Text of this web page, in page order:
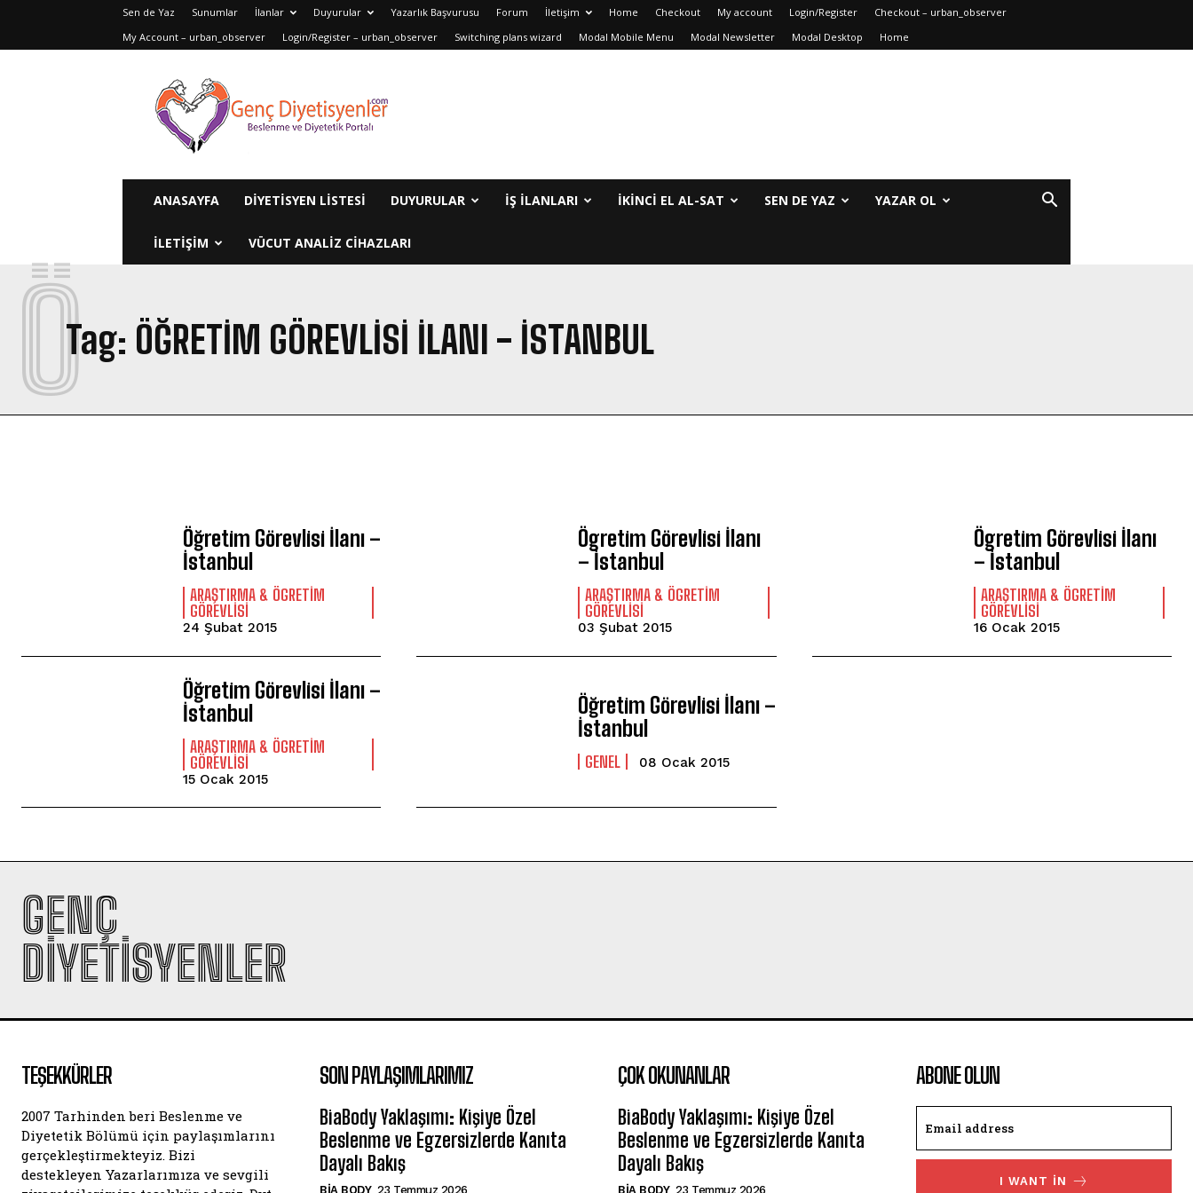
Sen de Yaz Sunumlar İlanlar Duyurular Yazarlık Başvurusu Forum İletişim Home Checkout My account Login/Register
Checkout – urban_observer
My Account – urban_observer
Login/Register – urban_observer Switching plans wizard Modal Mobile Menu Modal Newsletter Modal Desktop Home
Genç
Diyetisyenler
ANASAYFA DIYETISYEN LISTESI DUYURULAR İŞ İLANLARI IKINCI EL AL-SAT SEN DE YAZ YAZAR OL
ILETIŞIM VÜCUT ANALIZ CIHAZLARI
Tag: ÖĞRETIM GÖREVLISI İLANI - İSTANBUL
Ö
Öğretim Görevlisi İlanı –
İstanbul
ARAŞTIRMA & ÖGRETIM
GÖREVLISI
24 Şubat 2015
Ögretim Görevlisi İlanı
– İstanbul
ARAŞTIRMA & ÖGRETIM
GÖREVLISI
03 Şubat 2015
Ögretim Görevlisi İlanı
– İstanbul
ARAŞTIRMA & ÖGRETIM
GÖREVLISI
16 Ocak 2015
Öğretim Görevlisi İlanı –
İstanbul
ARAŞTIRMA & ÖGRETIM
GÖREVLISI
15 Ocak 2015
Öğretim Görevlisi İlanı –
İstanbul
GENEL 08 Ocak 2015
GENÇ
DIYETISYENLER
TEŞEKKÜRLER
2007 Tarhinden beri Beslenme ve
Diyetetik Bölümü için paylaşımlarını
gerçekleştirmekteyiz. Bizi
destekleyen Yazarlarımıza ve sevgili
SON PAYLAŞIMLARIMIZ
BiaBody Yaklaşımı: Kişiye Özel
Beslenme ve Egzersizlerde Kanıta
Dayalı Bakış
BIA BODY 23 Temmuz 2026
ÇOK OKUNANLAR
BiaBody Yaklaşımı: Kişiye Özel
Beslenme ve Egzersizlerde Kanıta
Dayalı Bakış
BIA BODY 23 Temmuz 2026
ABONE OLUN
I WANT IN